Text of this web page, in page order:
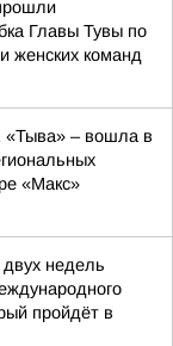
Главы Тувы по
женских команд
«Тыва» – вошла в
«Макс»
недель
пройдёт в